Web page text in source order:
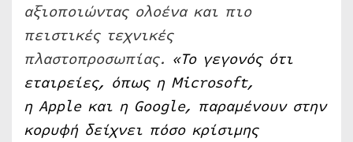
αξιοποιώντας ολοένα και πιο
πειστικές τεχνικές
πλαστοπροσωπίας. «Το γεγονός ότι
εταιρείες, όπως η Microsoft,
η Appleκαι η Google, παραμένουν στην
κορυφή δείχνει πόσο κρίσιμης